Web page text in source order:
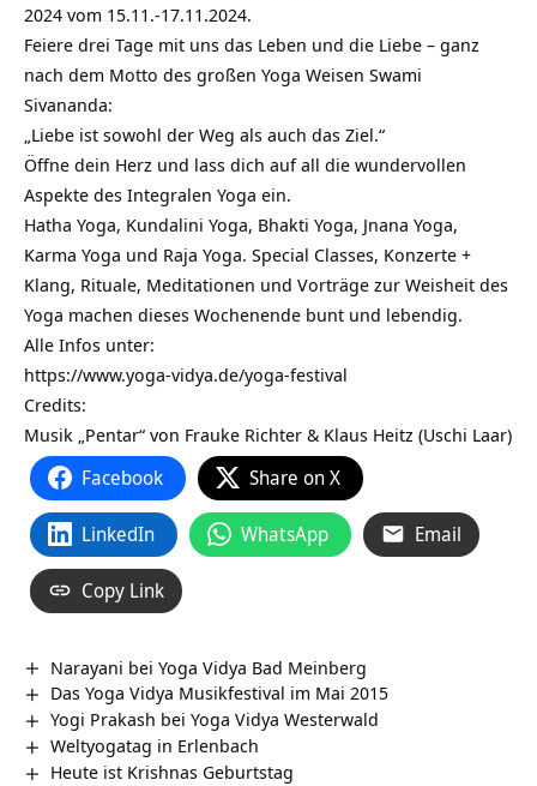
2024 vom 15.11.-17.11.2024.
Feiere drei Tage mit uns das Leben und die Liebe – ganz
nach dem Motto des großen Yoga Weisen Swami
Sivananda:
„Liebe ist sowohl der Weg als auch das Ziel.“
Öffne dein Herz und lass dich auf all die wundervollen
Aspekte des Integralen Yoga ein.
Hatha Yoga, Kundalini Yoga, Bhakti Yoga, Jnana Yoga,
Karma Yoga und Raja Yoga. Special Classes, Konzerte +
Klang, Rituale, Meditationen und Vorträge zur Weisheit des
Yoga machen dieses Wochenende bunt und lebendig.
Alle Infos unter:
https://www.yoga-vidya.de/yoga-festival
Credits:
Musik „Pentar“ von Frauke Richter & Klaus Heitz (Uschi Laar)
Facebook Share on X
LinkedIn WhatsApp Email
Copy Link
Narayani bei Yoga Vidya Bad Meinberg
Das Yoga Vidya Musikfestival im Mai 2015
Yogi Prakash bei Yoga Vidya Westerwald
Weltyogatag in Erlenbach
Heute ist Krishnas Geburtstag